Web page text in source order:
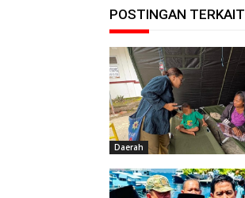
POSTINGAN TERKAIT
Daerah